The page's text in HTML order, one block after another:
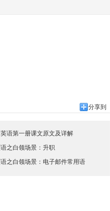
分享到
语第一册课文原文及详解
之白领场景：升职
之白领场景：电子邮件常用语